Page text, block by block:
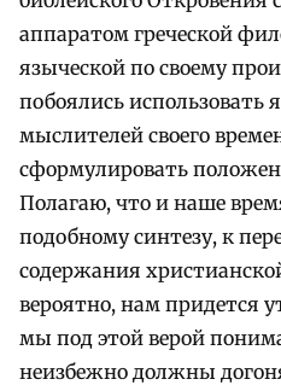
аппаратом греческой
языческой по своему
побоялись использовать
мыслителей своего
сформулировать
Полагаю, что и наше
подобному синтезу, к
содержания
вероятно, нам придется
мы под этой верой
неизбежно должны